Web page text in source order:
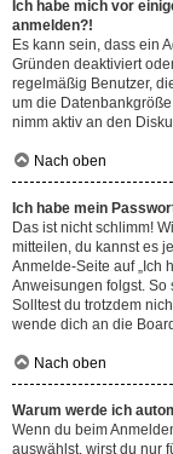
Ich habe mich vor
anmelden?!
Es kann sein, dass ein
Gründen deaktiviert
regelmäßig Benutzer,
um die
nimm aktiv an den
Nach oben
Ich habe mein
Das ist nicht schlimm!
mitteilen, du kannst es
Anmelde-Seite auf „Ich
Anweisungen folgst.
Solltest du trotzdem
wende dich an die
Nach oben
Warum werde ich
Wenn du beim
auswählst, wirst du nur